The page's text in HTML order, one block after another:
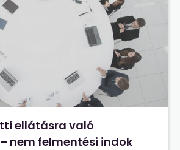
ellátásra való
nem felmentési indok